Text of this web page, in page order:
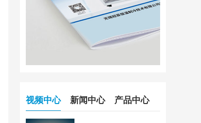
视频中心 新闻中心 产品中心